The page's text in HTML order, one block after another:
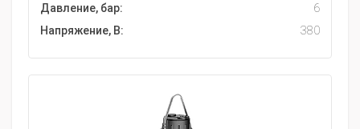
Давление, бар:
6
Напряжение, В:
380